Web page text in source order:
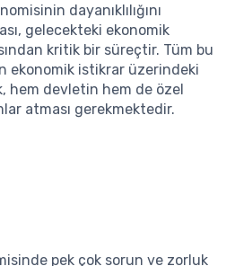
dayanıklılığını
gelecekteki ekonomik
kritik bir süreçtir. Tüm bu
ekonomik istikrar üzerindeki
hem devletin hem de özel
atması gerekmektedir.
pek çok sorun ve zorluk